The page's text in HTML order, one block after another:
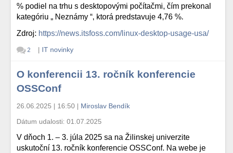
% podiel na trhu s desktopovými počítačmi, čím prekonal
kategóriu „ Neznámy “, ktorá predstavuje 4,76 %.
Zdroj: https://news.itsfoss.com/linux-desktop-usage-usa/
2 | IT novinky
O konferencii 13. ročník konferencie
OSSConf
26.06.2025 | 16:50 | Miroslav Bendík
Dátum udalosti:01.07.2025
V dňoch 1. – 3. júla 2025 sa na Žilinskej univerzite
uskutoční 13. ročník konferencie OSSConf. Na webe je